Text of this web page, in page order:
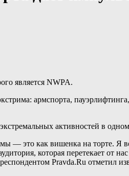
является NWPA.
армспорта,
активностей в
— это как вишенка на торте. Я
которая перетекает от
Pravda.Ru отметил